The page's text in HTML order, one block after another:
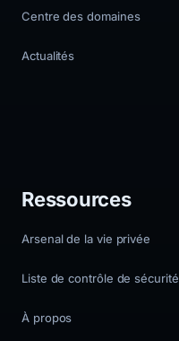
Centre des domaines
Actualités
Ressources
Arsenal de la vie privée
Liste de contrôle de sécurité
À propos